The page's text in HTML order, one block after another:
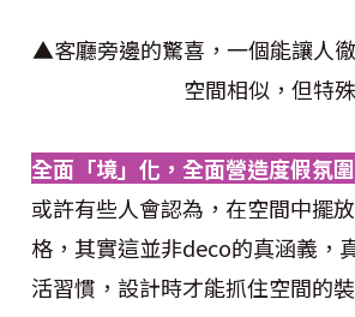
▲客廳旁邊的驚喜，一個能讓人
空間相似，但特
全面「境」化，全面營造度假氛圍
或許有些人會認為，在空間中擺
格，其實這並非deco的真涵義，
活習慣，設計時才能抓住空間的